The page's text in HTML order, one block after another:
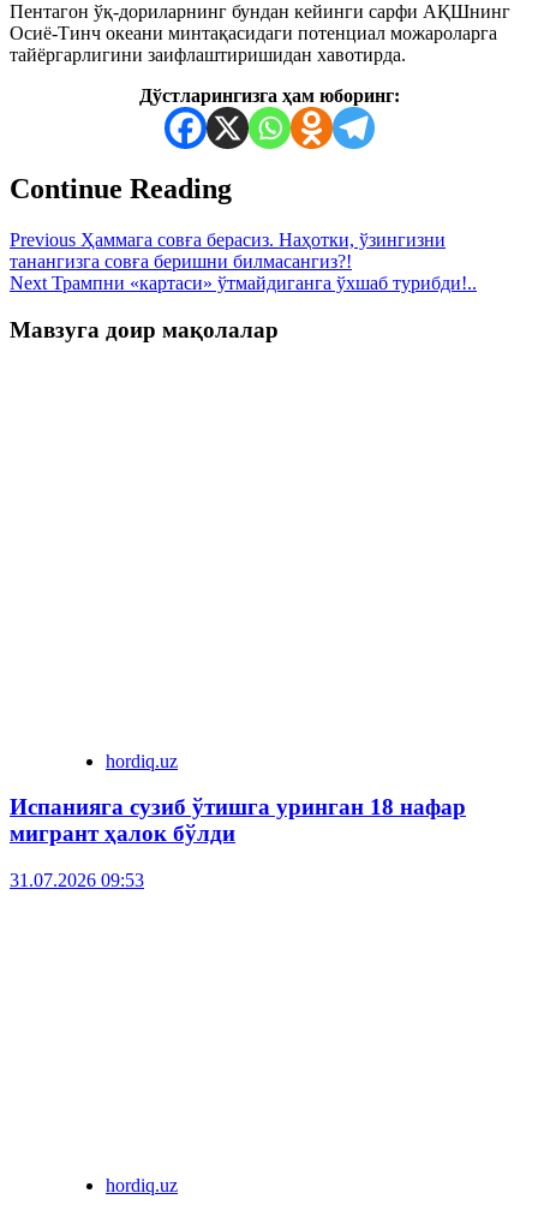
Пентагон ўқ-дориларнинг бундан кейинги сарфи АҚШнинг
Осиё-Тинч океани минтақасидаги потенциал можароларга
тайёргарлигини заифлаштиришидан хавотирда.
Дўстларингизга ҳам юборинг:
Continue Reading
Previous Ҳаммага совға берасиз. Наҳотки, ўзингизни
танангизга совға беришни билмасангиз?!
Next Трампни «картаси» ўтмайдиганга ўхшаб турибди!..
Мавзуга доир мақолалар
hordiq.uz
Испанияга сузиб ўтишга уринган 18 нафар
мигрант ҳалок бўлди
31.07.2026 09:53
hordiq.uz